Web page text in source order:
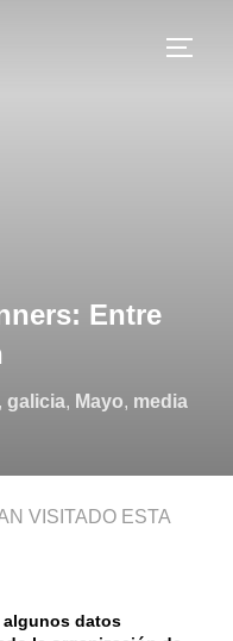
Entre
, galicia, Mayo, media
VISITADO ESTA
algunos datos